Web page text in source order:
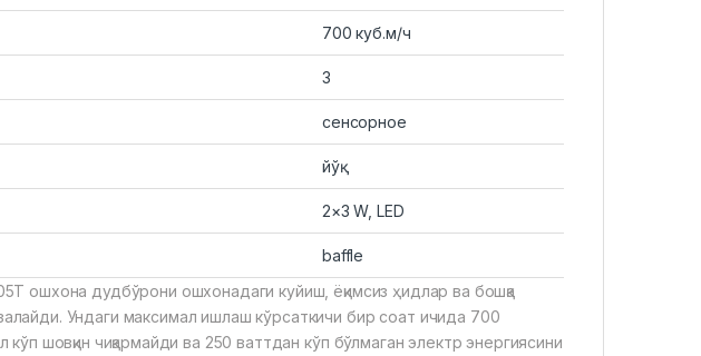
700 куб.м/ч
3
сенсорное
йўқ
2×3 W, LED
baffle
ошхона дудбўрони ошхонадаги куйиш, ёқимсиз ҳидлар ва бошқа
Ундаги максимал ишлаш кўрсаткичи бир соат ичида 700
шовқин чиқармайди ва 250 ваттдан кўп бўлмаган электр энергиясини